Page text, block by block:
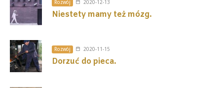
Rozwój 2020-12-13
Niestety mamy też mózg.
Rozwój 2020-11-15
Dorzuć do pieca.